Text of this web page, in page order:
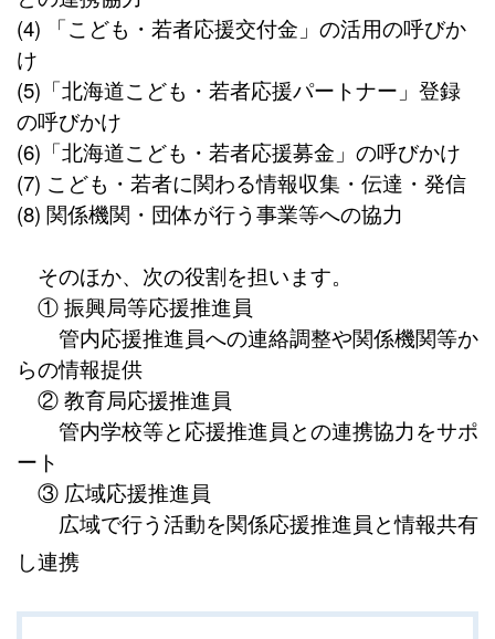
(4) 「こども・若者応援交付金」の活用の呼びか
け
(5)「北海道こども・若者応援パートナー」登録
の呼びかけ
(6)「北海道こども・若者応援募金」の呼びかけ
(7) こども・若者に関わる情報収集・伝達・発信
(8) 関係機関・団体が行う事業等への協力
そのほか、次の役割を担います。
① 振興局等応援推進員
管内応援推進員への連絡調整や関係機関等か
らの情報提供
② 教育局応援推進員
管内学校等と応援推進員との連携協力をサポ
ート
③ 広域応援推進員
広域で行う活動を関係応援推進員と情報共有
し連携